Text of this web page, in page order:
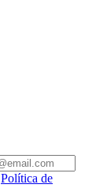
Política de